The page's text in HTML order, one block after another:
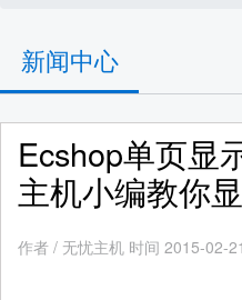
新闻中心
Ecshop单页显
主机小编教你
作者 / 无忧主机 时间 2015-02-